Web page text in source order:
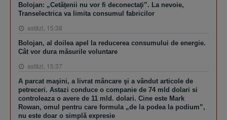
Bolojan: „Cetăţenii nu vor fi deconectaţi”. La nevoie,
Transelectrica va limita consumul fabricilor
astăzi, 15:38
Bolojan, al doilea apel la reducerea consumului de energie.
Cât vor dura măsurile voluntare
astăzi, 15:37
A parcat maşini, a livrat mâncare şi a vândut articole de
petreceri. Astazi conduce o companie de 74 mld dolari si
controleaza o avere de 11 mld. dolari. Cine este Mark
Rowan, omul pentru care formula „de la podea la podium”,
nu este doar o simplă expresie